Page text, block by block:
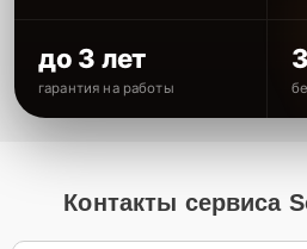
до 3 лет
гарантия на работы
Контакты сервиса